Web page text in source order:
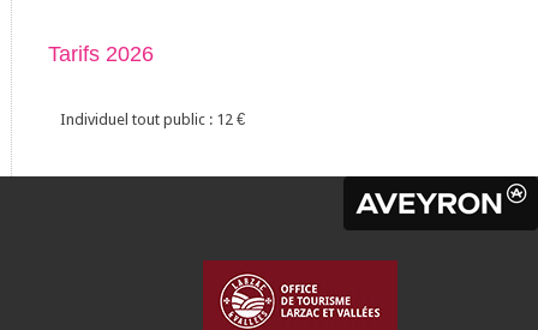
Tarifs 2026
Individuel tout public : 12 €